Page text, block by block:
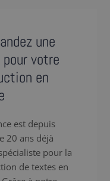
une
votre
en
est depuis
20 ans déjà
pour la
de textes en